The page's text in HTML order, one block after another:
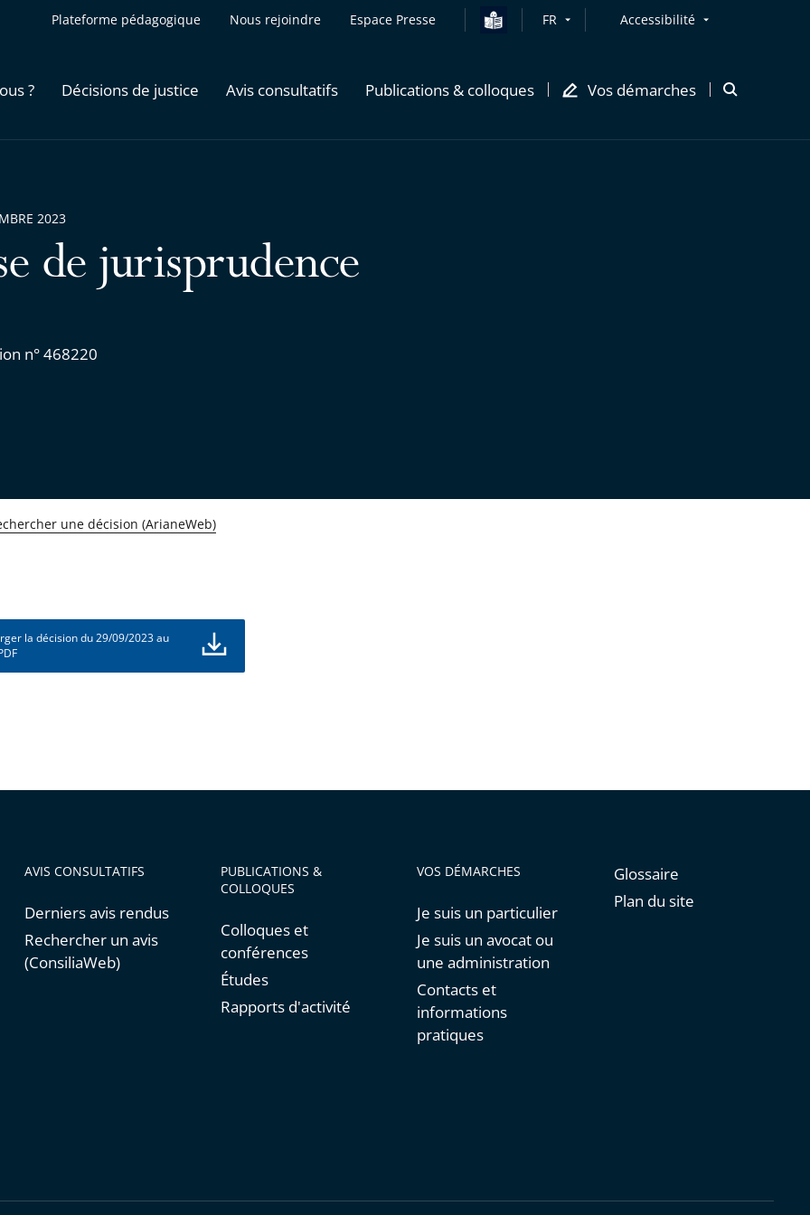
Plateforme pédagogique Nous rejoindre Espace Presse FR Accessibilité
? Décisions de justice Avis consultatifs Publications & colloques Vos démarches
Ouvrir
de jurisprudence
n° 468220
2023
une décision (ArianeWeb)
la décision du 29/09/2023 au
AVIS CONSULTATIFS
Derniers avis rendus
Rechercher un avis
(ConsiliaWeb)
PUBLICATIONS &
COLLOQUES
Colloques et
conférences
Études
Rapports d'activité
VOS DÉMARCHES
Je suis un particulier
Je suis un avocat ou
une administration
Contacts et
informations
pratiques
Glossaire
Plan du site